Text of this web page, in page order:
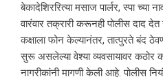
बेकादेशिररित्या मसाज पार्लर, स्पा च्या
वारंवार तक्रारी करूनही पोलीस दाद
कक्षाला फोन केल्यानंतर, तात्पुरते बंद
सुरू असलेल्या वेश्या व्यवसायावर कठोर
नागरीकांनी मागणी केली आहे. पोलीस